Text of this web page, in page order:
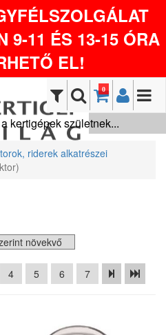
9-11 ÉS 13-15 ÓRA
EL!
0
kertigépek születnek...
riderek alkatrészei
4 5 6 7